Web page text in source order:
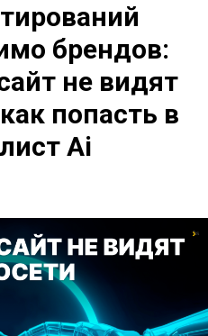
брендов:
не видят
попасть в
Ai